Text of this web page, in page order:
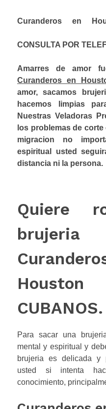
Curanderos en
CONSULTA POR
Amarres de amor
Curanderos en
amor, sacamos
hacemos limpias
Nuestras Veladoras
los problemas de
migracion no
espiritual usted
distancia ni la persona.
Quiere
Houston
CUBANOS.
Para sacar una
mental y espiritual y
brujeria es delicada y
usted si intenta
conocimiento,